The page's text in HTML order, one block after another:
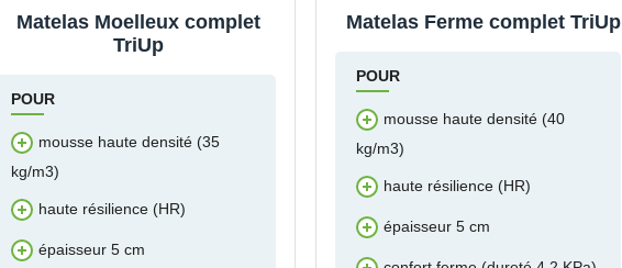
Matelas Moelleux complet
TriUp
POUR
mousse haute densité (35
kg/m3)
haute résilience (HR)
épaisseur 5 cm
Matelas Ferme complet TriUp
POUR
mousse haute densité (40
kg/m3)
haute résilience (HR)
épaisseur 5 cm